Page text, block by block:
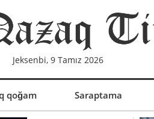
Jeksenbi, 9 Tamız 2026
qoğam Saraptama